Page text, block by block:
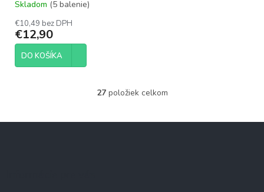
Skladom (5 balenie)
€10,49 bez DPH
€12,90
DO KOŠÍKA
O
l
27položiek celkom